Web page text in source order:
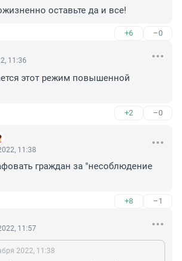
оставьте да и все!
+6 –0
11:36
этот режим повышенной
+2 –0
11:38
граждан за "несоблюдение
+8 –1
11:57
2022, 11:38